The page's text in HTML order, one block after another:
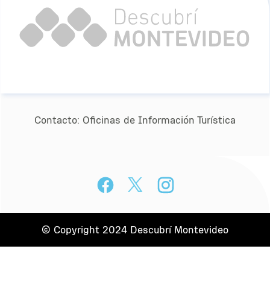
Contacto: Oﬁcinas de Información Turística
© Copyright 2024 Descubrí Montevideo